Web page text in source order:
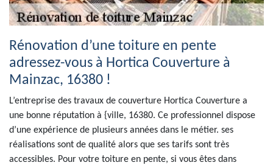
Rénovation d’une toiture en pente
adressez-vous à Hortica Couverture à
Mainzac, 16380 !
L’entreprise des travaux de couverture Hortica Couverture a
une bonne réputation à {ville, 16380. Ce professionnel dispose
d’une expérience de plusieurs années dans le métier. ses
réalisations sont de qualité alors que ses tarifs sont très
accessibles. Pour votre toiture en pente, si vous êtes dans